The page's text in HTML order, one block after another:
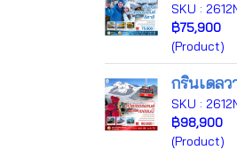
SKU :
฿75,900
(Product)
กรินเดล
SKU :
฿98,900
(Product)